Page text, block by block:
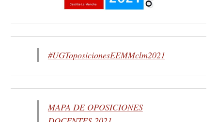
#UGToposicionesEEMMclm2021
MAPA DE OPOSICIONES